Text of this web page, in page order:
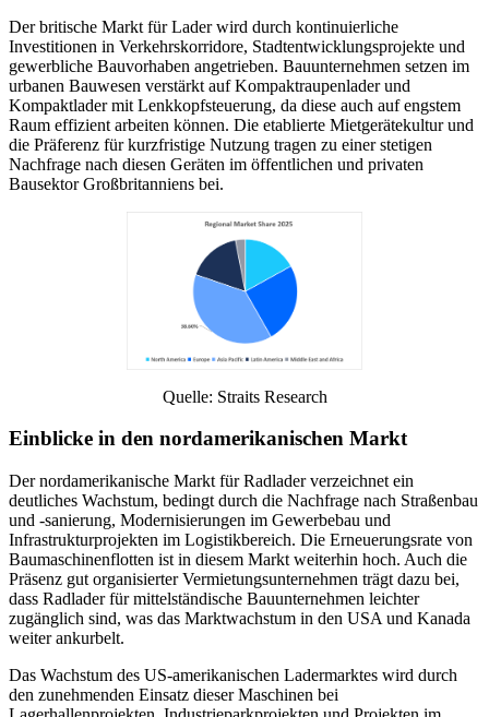
Der britische Markt für Lader wird durch kontinuierliche
Investitionen in Verkehrskorridore, Stadtentwicklungsprojekte und
gewerbliche Bauvorhaben angetrieben. Bauunternehmen setzen im
urbanen Bauwesen verstärkt auf Kompaktraupenlader und
Kompaktlader mit Lenkkopfsteuerung, da diese auch auf engstem
Raum effizient arbeiten können. Die etablierte Mietgerätekultur und
die Präferenz für kurzfristige Nutzung tragen zu einer stetigen
Nachfrage nach diesen Geräten im öffentlichen und privaten
Bausektor Großbritanniens bei.
Quelle: Straits Research
Einblicke in den nordamerikanischen Markt
Der nordamerikanische Markt für Radlader verzeichnet ein
deutliches Wachstum, bedingt durch die Nachfrage nach Straßenbau
und -sanierung, Modernisierungen im Gewerbebau und
Infrastrukturprojekten im Logistikbereich. Die Erneuerungsrate von
Baumaschinenflotten ist in diesem Markt weiterhin hoch. Auch die
Präsenz gut organisierter Vermietungsunternehmen trägt dazu bei,
dass Radlader für mittelständische Bauunternehmen leichter
zugänglich sind, was das Marktwachstum in den USA und Kanada
weiter ankurbelt.
Das Wachstum des US-amerikanischen Ladermarktes wird durch
den zunehmenden Einsatz dieser Maschinen bei